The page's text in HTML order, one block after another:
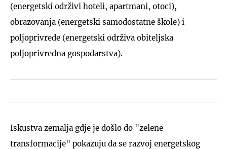
(energetski održivi hoteli, apartmani, otoci),
obrazovanja (energetski samodostatne škole) i
poljoprivrede (energetski održiva obiteljska
poljoprivredna gospodarstva).
Iskustva zemalja gdje je došlo do "zelene
transformacije" pokazuju da se razvoj energetskog